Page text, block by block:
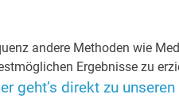
andere Methoden wie
Ergebnisse zu
geht’s direkt zu